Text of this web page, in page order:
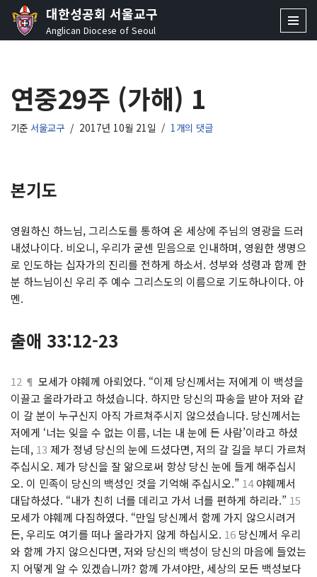
콘
로
건
너
대한성공회 서울교구
Anglican Diocese of Seoul
연중29주 (가해) 1
기준 서울교구 2017년 10월 21일 1개의 댓글
본기도
영원하신 하느님, 그리스도를 통하여 온 세상에 주님의 영광을 드러
내셨나이다. 비오니, 우리가 굳센 믿음으로 인내하며, 영원한 생명으
로 인도하는 십자가의 진리를 전하게 하소서. 성부와 성령과 함께 한
분 하느님이신 우리 주 예수 그리스도의 이름으로 기도하나이다. 아
멘.
출애 33:12-23
12 ¶ 모세가 야훼께 아뢰었다. “이제 당신께서는 저에게 이 백성을
이끌고 올라가라고 하셨습니다. 하지만 당신의 파송을 받아 저와 같
이 갈 분이 누구신지 아직 가르쳐주시지 않으셨습니다. 당신께서는
저에게 ‘너는 잊을 수 없는 이름, 너는 내 눈에 든 사람’이라고 하셨
는데, 13 제가 정녕 당신의 눈에 드셨다면, 저의 갈 길을 부디 가르쳐
주십시오. 제가 당신을 잘 앎으로써 항상 당신 눈에 들게 해주십시
오. 이 민족이 당신의 백성인 것을 기억해 주십시오.” 14야훼께서
대답하셨다. “내가 친히 너를 데리고 가서 너를 편하게 하리라.” 15
모세가 야훼께 다짐하였다. “만일 당신께서 함께 가지 않으시려거
든, 우리도 여기를 떠나 올라가지 않게 하십시오. 16 당신께서 우리
와 함께 가지 않으신다면, 저와 당신의 백성이 당신의 마음에 들었는
지 어떻게 알 수 있겠습니까? 함께 가셔야만, 세상의 모든 백성보다